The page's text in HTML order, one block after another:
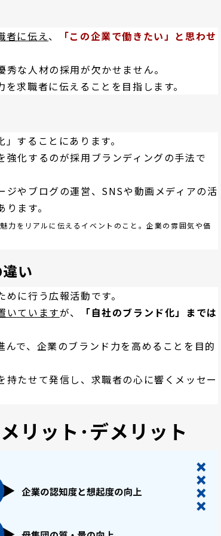
者に伝え、
「この企業で働きたい」と思わせ
な人材の採用が欠かせません。
求職者に伝えることを目指します。
することにあります。
化するのが採用ブランディングの手法で
やブログの運営、SNSや動画メディアの活
ます。
力をリアルに伝えるイベントのこと。企業の雰囲気や価
い
に行う広報活動です。
いていますが、
「自社のブランド化」までは
で、企業のブランド力を高めることを目的
たせて発信し、求職者の心に響くメッセー
リット･デメリット